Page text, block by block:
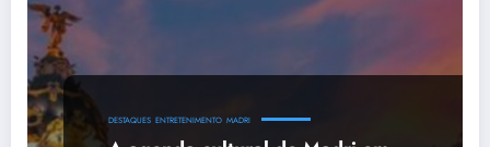
DESTAQUES ENTRETENIMENTO MADRI